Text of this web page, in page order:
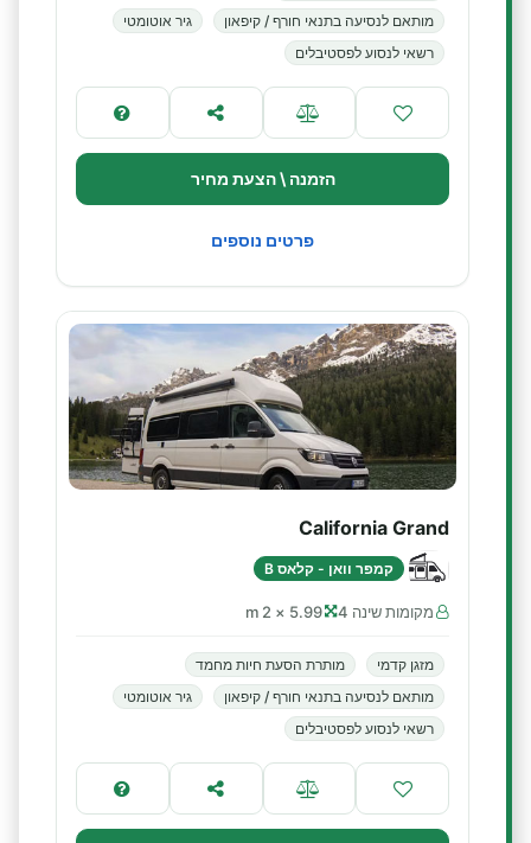
מותאם לנסיעה בתנאי חורף / קיפאון
גיר אוטומטי
רשאי לנסוע לפסטיבלים
הזמנה \ הצעת מחיר
פרטים נוספים
California Grand
קמפר וואן - קלאס B
מקומות שינה 4 5.99 × 2 m
מזגן קדמי
מותרת הסעת חיות מחמד
מותאם לנסיעה בתנאי חורף / קיפאון
גיר אוטומטי
רשאי לנסוע לפסטיבלים